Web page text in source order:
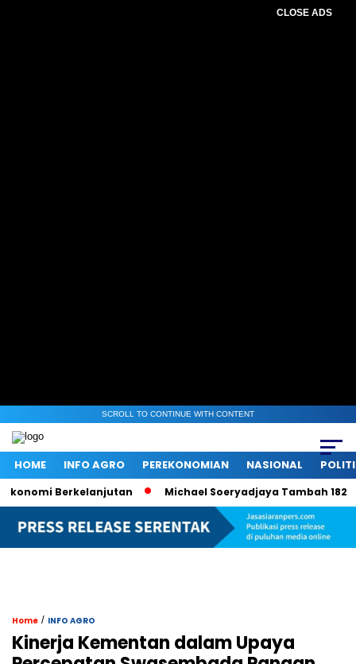
CLOSE ADS
SCROLL TO CONTINUE WITH CONTENT
HOME INFO AGRO PEREKONOMIAN NASIONAL
Berkelanjutan Michael Soeryadjaya Tambah 182
Home / INFO AGRO
Kinerja Kementan dalam Upaya